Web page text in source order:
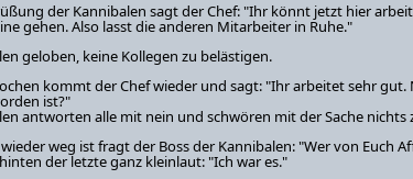
der Kannibalen sagt der Chef: "Ihr könnt jetzt hier
gehen. Also lasst die anderen Mitarbeiter in Ruhe."
geloben, keine Kollegen zu belästigen.
kommt der Chef wieder und sagt: "Ihr arbeitet sehr
ist?"
antworten alle mit nein und schwören mit der Sache nichts
weg ist fragt der Boss der Kannibalen: "Wer von Euch
der letzte ganz kleinlaut: "Ich war es."